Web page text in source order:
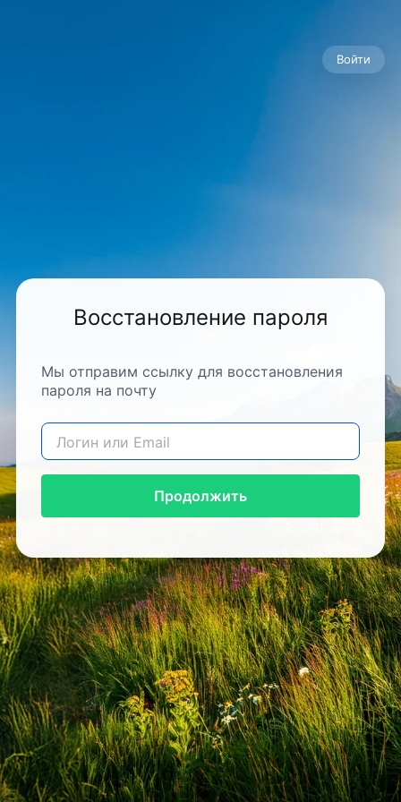
Войти
Восстановление пароля
Мы отправим ссылку для восстановления
пароля на почту
Продолжить